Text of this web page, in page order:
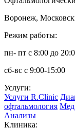
Воронеж,
Режим работы:
пн- пт с 8:00 до
сб-вс с 9:00-15:00
Услуги:
Услуги R.Clinic
офтальмология
Анализы
Клиника: